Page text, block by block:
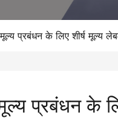
प्रबंधन के लिए शीर्ष मूल्य
प्रबंधन के